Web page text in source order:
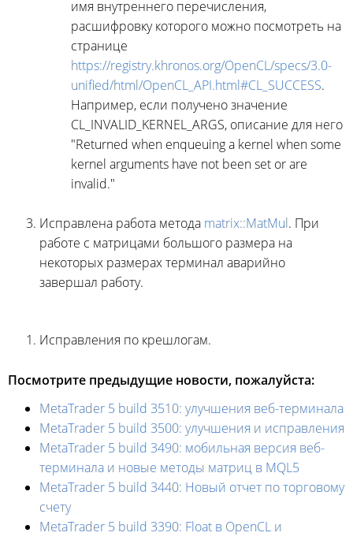
имя внутреннего перечисления,
расшифровку которого можно посмотреть на
странице
https://registry.khronos.org/OpenCL/specs/3.0-
unified/html/OpenCL_API.html#CL_SUCCESS.
Например, если получено значение
CL_INVALID_KERNEL_ARGS, описание для него
"Returned when enqueuing a kernel when some
kernel arguments have not been set or are
invalid."
Исправлена работа метода matrix::MatMul. При
работе с матрицами большого размера на
некоторых размерах терминал аварийно
завершал работу.
Исправления по крешлогам.
Посмотрите предыдущие новости, пожалуйста:
MetaTrader 5 build 3510: улучшения веб-терминала
MetaTrader 5 build 3500: улучшения и исправления
MetaTrader 5 build 3490: мобильная версия веб-
терминала и новые методы матриц в MQL5
MetaTrader 5 build 3440: Новый отчет по торговому
счету
MetaTrader 5 build 3390: Float в OpenCL и